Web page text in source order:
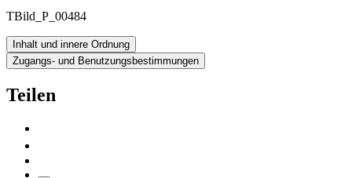
TBild_P_00484
Inhalt und innere Ordnung
Zugangs- und Benutzungsbestimmungen
Teilen